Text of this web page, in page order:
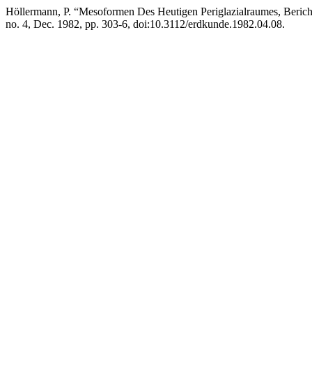
Höllermann, P. “Mesoformen Des Heutigen Periglazialraumes,
no. 4, Dec. 1982, pp. 303-6, doi:10.3112/erdkunde.1982.04.08.